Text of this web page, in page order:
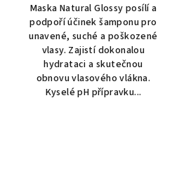
Maska Natural Glossy posílí a
podpoří účinek šamponu pro
unavené, suché a poškozené
vlasy. Zajistí dokonalou
hydrataci a skutečnou
obnovu vlasového vlákna.
Kyselé pH přípravku...